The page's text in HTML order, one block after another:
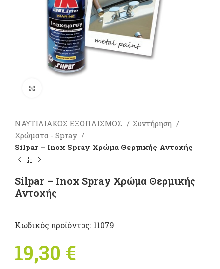
ΝΑΥΤΙΛΙΑΚΟΣ ΕΞΟΠΛΙΣΜΟΣ
Συντήρηση
Χρώματα - Spray
Silpar – Inox Spray Χρώμα Θερμικής Αντοχής
Silpar – Inox Spray Χρώμα Θερμικής
Αντοχής
Κωδικός προϊόντος: 11079
19,30 €